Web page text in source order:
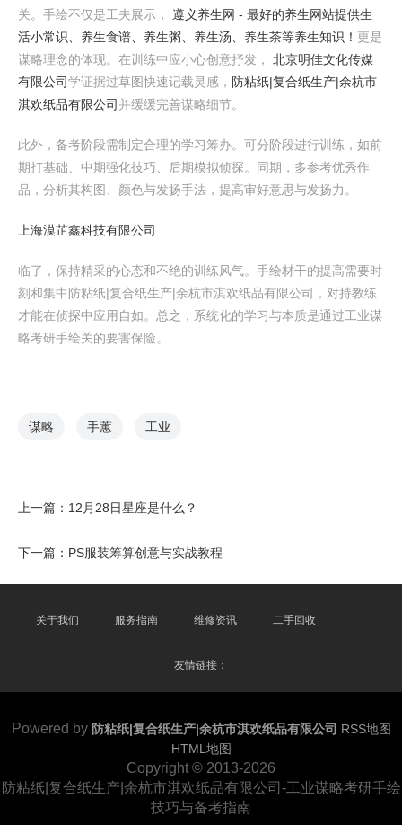
关。手绘不仅是工夫展示， 遵义养生网 - 最好的养生网站提供生
活小常识、养生食谱、养生粥、养生汤、养生茶等养生知识！ 更是
谋略理念的体现。在训练中应小心创意抒发， 北京明佳文化传媒
有限公司学证据过草图快速记载灵感， 防粘纸|复合纸生产|余杭市
淇欢纸品有限公司 并缓缓完善谋略细节。
此外，备考阶段需制定合理的学习筹办。可分阶段进行训练，如前
期打基础、中期强化技巧、后期模拟侦探。同期，多参考优秀作
品，分析其构图、颜色与发扬手法，提高审好意思与发扬力。
上海漠芷鑫科技有限公司
临了，保持精采的心态和不绝的训练风气。手绘材干的提高需要时
刻和集中防粘纸|复合纸生产|余杭市淇欢纸品有限公司，对持教练
才能在侦探中应用自如。总之，系统化的学习与本质是通过工业谋
略考研手绘关的要害保险。
谋略 手蕙 工业
上一篇： 12月28日星座是什么？
下一篇： PS服装筹算创意与实战教程
关于我们 服务指南 维修资讯 二手回收
友情链接：
Powered by 防粘纸|复合纸生产|余杭市淇欢纸品有限公司 RSS地图
HTML地图
Copyright © 2013-2026
防粘纸|复合纸生产|余杭市淇欢纸品有限公司-工业谋略考研手绘
技巧与备考指南